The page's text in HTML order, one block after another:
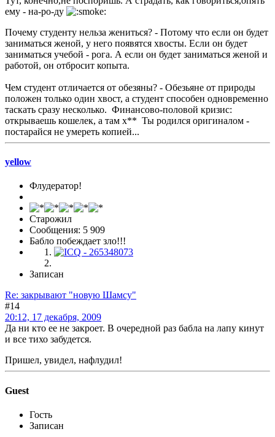
ему - на-ро-ду
Почему студенту нельза жениться? - Потому что если он будет
заниматься женой, у него появятся хвосты. Если он будет
заниматься учебой - рога. А если он будет заниматься женой и
работой, он отбросит копыта.
Чем студент отличается от обезяны? - Обезьяне от природы
положен только один хвост, а студент способен одновременно
таскать сразу несколько. Финансово-половой кризис:
открываешь кошелек, а там х** Ты родился оригиналом -
постарайся не умереть копией...
yellow
Флудератор!
Старожил
Сообщения: 5 909
Бабло побеждает зло!!!
Записан
Re: закрывают "новую Шамсу"
#14
20:12, 17 декабря, 2009
Да ни кто ее не закроет. В очередной раз бабла на лапу кинут
и все тихо забудется.
Пришел, увидел, нафлудил!
Guest
Гость
Записан